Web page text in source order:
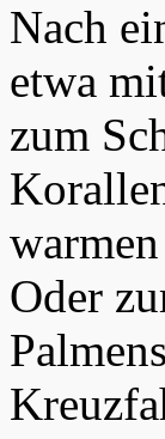
Nach
etwa
zum
Oder